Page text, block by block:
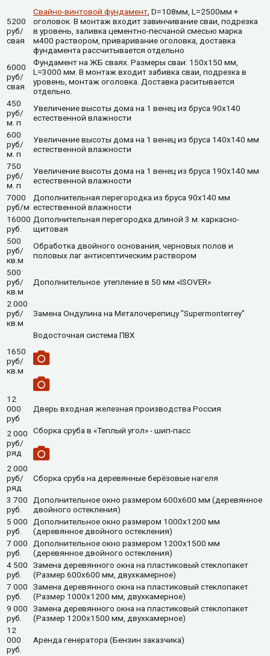
5200
руб/
свая
Свайно-винтовой фундамент, D=108мм, L=2500мм +
оголовок. В монтаж входит завинчивание сваи, подрезка
в уровень, заливка цементно-песчаной смесью марка
м400 раствором, приваривание оголовка, доставка
фундамента рассчитывается отдельно
6000
руб/
свая
Фундамент на ЖБ сваях. Размеры сваи: 150х150 мм,
L=3000 мм. В монтаж входит забивка сваи, подрезка в
уровень, монтаж оголовка. Доставка раситывается
отдельно.
450
руб/
м. п
Увеличение высоты дома на 1 венец из бруса 90х140
естественной влажности
600
руб/
м. п
Увеличение высоты дома на 1 венец из бруса 140х140 мм
естественной влажности
750
руб/
м. п
Увеличение высоты дома на 1 венец из бруса 190х140 мм
естественной влажности
7000
руб/м
Дополнительная перегородка из бруса 90х140 мм
естественной влажности
16000
руб.
Дополнительная перегородка длиной 3 м. каркасно-
щитовая
500
руб/
кв.м
Обработка двойного основания, черновых полов и
половых лаг антисептическим раствором
500
руб/
кв.м
Дополнительное утепление в 50 мм «ISOVER»
2 000
руб/
кв.м
Замена Ондулина на Металочерепицу "Supermonterrey"
1650
руб/
кв.м
Водосточная система ПВХ
12
000
руб
Дверь входная железная производства Россия
2 000
руб/
ряд
Сборка сруба в «Теплый угол» - шип-пасс
2 000
руб/
ряд
Сборка сруба на деревянные берёзовые нагеля
3 700
руб.
Дополнительное окно размером 600х600 мм (деревянное
двойного остекления)
5 000
руб.
Дополнительное окно размером 1000х1200 мм
(деревянное двойного остекления)
7 000
руб.
Дополнительное окно размером 1200х1500 мм
(деревянное двойного остекления)
4 500
руб.
Замена деревянного окна на пластиковый стеклопакет
(Размер 600х600 мм, двухкамерное)
7 000
руб.
Замена деревянного окна на пластиковый стеклопакет
(Размер 1000х1200 мм, двухкамерное)
9 000
руб.
Замена деревянного окна на пластиковый стеклопакет
(Размер 1200х1500 мм, двухкамерное)
12
000
руб.
Аренда генератора (Бензин заказчика)